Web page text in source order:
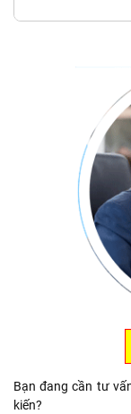
Bạn đang cần tư
kiến?